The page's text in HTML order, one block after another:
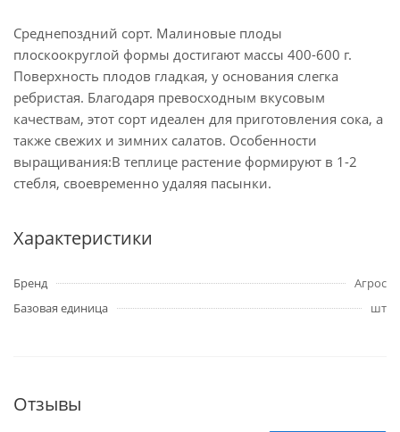
Среднепоздний сорт. Малиновые плоды
плоскоокруглой формы достигают массы 400-600 г.
Поверхность плодов гладкая, у основания слегка
ребристая. Благодаря превосходным вкусовым
качествам, этот сорт идеален для приготовления сока, а
также свежих и зимних салатов. Особенности
выращивания:В теплице растение формируют в 1-2
стебля, своевременно удаляя пасынки.
Характеристики
Бренд
Агрос
Базовая единица
шт
Отзывы